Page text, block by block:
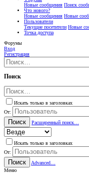
Новые сообщения Поиск
Что нового?
Новые сообщения Новые
Пользователи
Текущие посетители Новые
Точка доступа
Форумы
Вход
Регистрация
Поиск
Искать только в заголовках
От:
Поиск Расширенный поиск…
Искать только в заголовках
От:
Поиск
Advanced…
Меню